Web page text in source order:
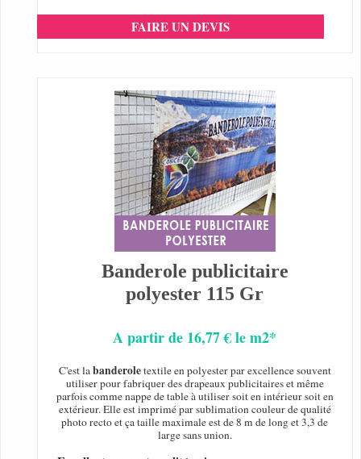
FAIRE UN DEVIS
Banderole publicitaire
polyester 115 Gr
A partir de 16,77 € le m2*
C'est labanderoletextile en polyester par excellence souvent
utiliser pour fabriquer des drapeaux publicitaires et même
parfois comme nappe de table à utiliser soit en intérieur soit en
extérieur. Elle est imprimé par sublimation couleur de qualité
photo recto et ça taille maximale est de 8 m de long et 3,3 de
large sans union.